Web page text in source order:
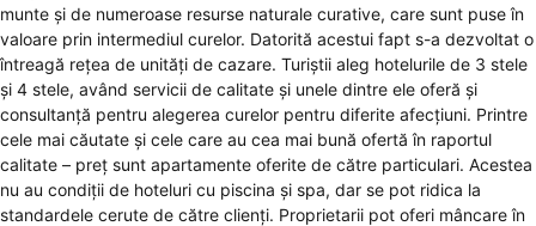
munte și de numeroase resurse naturale curative, care sunt puse în
valoare prin intermediul curelor. Datorită acestui fapt s-a dezvoltat o
întreagă rețea de unități de cazare. Turiștii aleg hotelurile de 3 stele
și 4 stele, având servicii de calitate și unele dintre ele oferă și
consultanță pentru alegerea curelor pentru diferite afecțiuni. Printre
cele mai căutate și cele care au cea mai bună ofertă în raportul
calitate – preț sunt apartamente oferite de către particulari. Acestea
nu au condiții de hoteluri cu piscina și spa, dar se pot ridica la
standardele cerute de către clienți. Proprietarii pot oferi mâncare în